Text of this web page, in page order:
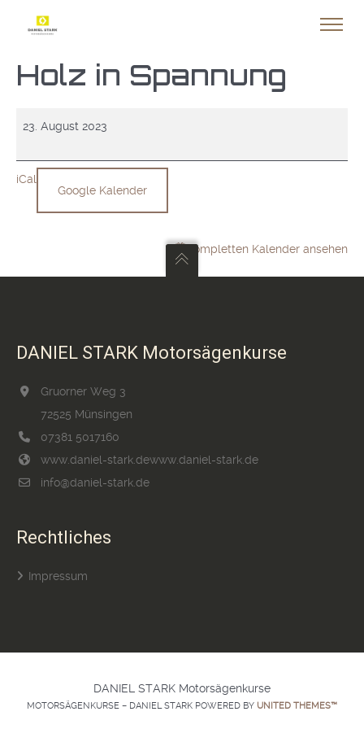
Holz in Spannung
Spannung
23. August 2023
iCal
Google Kalender
Kompletten Kalender ansehen
DANIEL STARK Motorsägenkurse
Gruorner Weg 3
72525 Münsingen
07381 5017160
www.daniel-stark.dewww.daniel-stark.de
info@daniel-stark.de
Rechtliches
Impressum
DANIEL STARK Motorsägenkurse
MOTORSÄGENKURSE – DANIEL STARK POWERED BY UNITED THEMES™